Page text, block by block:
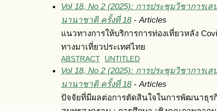
Vol 18, No 2 (2025): การประชุมวิชาการเ
นานาชาติ ครั้งที่ 18- Articles
แนวทางการให้บริการการท่องเที่ยวหลัง
ทางมาเที่ยวประเทศไทย
ABSTRACT UNTITLED
Vol 18, No 2 (2025): การประชุมวิชาการเ
นานาชาติ ครั้งที่ 18- Articles
ปัจจัยที่มีผลต่อการตัดสินใจในการพัฒนาธุร